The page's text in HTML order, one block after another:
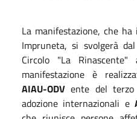
La manifestazione, che
Impruneta, si svolgerà
Circolo "La
manifestazione è
AIAU-ODV ente del
adozione internazionali e